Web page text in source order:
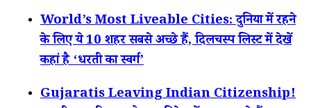
World’s Most Liveable Cities: दुनिया में रहने
के लिए ये 10 शहर सबसे अच्छे हैं, दिलचस्प लिस्ट में देखें
कहां है ‘धरती का स्वर्ग’
Gujaratis Leaving Indian Citizenship!